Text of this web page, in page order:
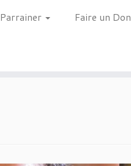
Parrainer Faire un Don